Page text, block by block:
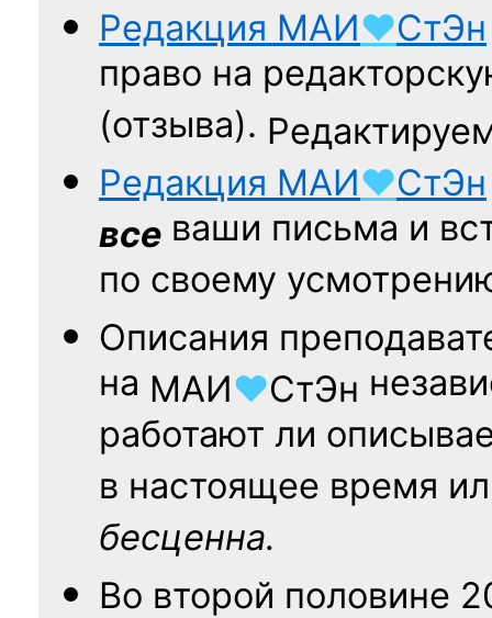
Редакция МАИ♥СтЭн
право на
(отзыва).
Редакция МАИ♥СтЭн
все ваши письма и
по своему
Описания
на МАИ♥СтЭн
работают ли
в настоящее время
бесценна.
Во второй половине